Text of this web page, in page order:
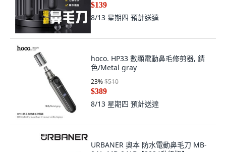
$139
8/13 星期四 預計送達
hoco. HP33 數顯電動鼻毛修剪器, 錆
色/Metal gray
23%$510
$389
8/13 星期四 預計送達
URBANER 奧本 防水電動鼻毛刀 MB-